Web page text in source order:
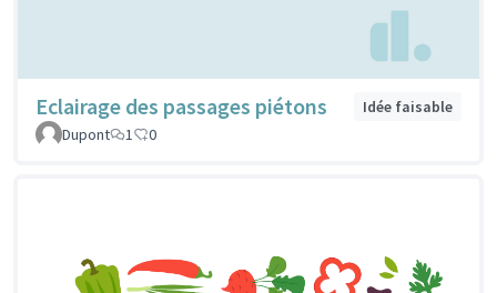
Eclairage des passages piétons
Idée faisable
Dupont
1 0